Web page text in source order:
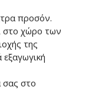
προσόν.
στο χώρο των
της
σας στο